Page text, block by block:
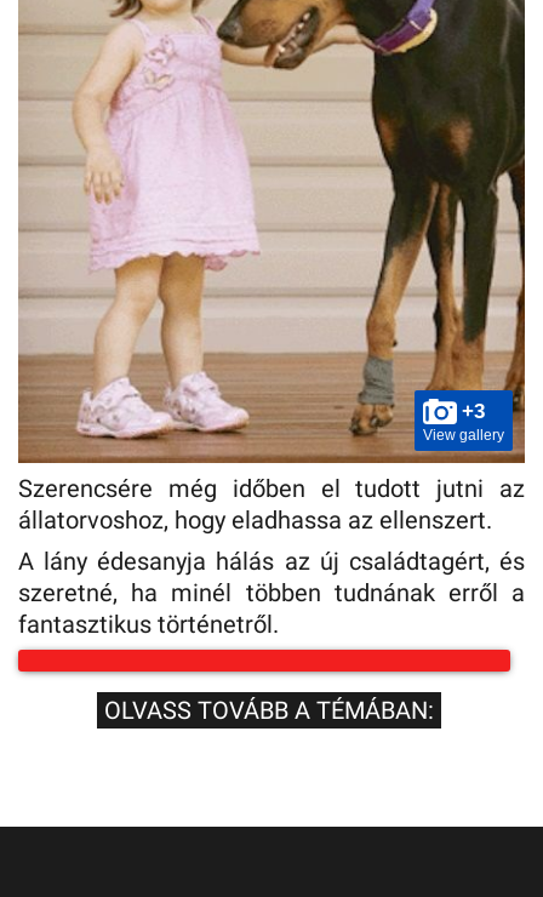
+3
View gallery
Szerencsére még időben el tudott jutni az
állatorvoshoz, hogy eladhassa az ellenszert.
A lány édesanyja hálás az új családtagért, és
szeretné, ha minél többen tudnának erről a
fantasztikus történetről.
OLVASS TOVÁBB A TÉMÁBAN: